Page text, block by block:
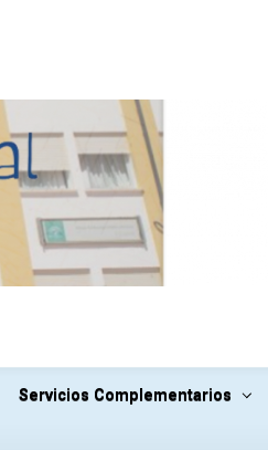
Servicios Complementarios